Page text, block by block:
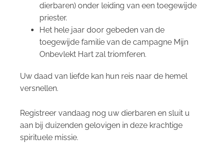
dierbaren) onder leiding van een toegewijde
priester.
Het hele jaar door gebeden van de
toegewijde familie van de campagne Mijn
Onbevlekt Hart zal triomferen.
Uw daad van liefde kan hun reis naar de hemel
versnellen.
Registreer vandaag nog uw dierbaren en sluit u
aan bij duizenden gelovigen in deze krachtige
spirituele missie.